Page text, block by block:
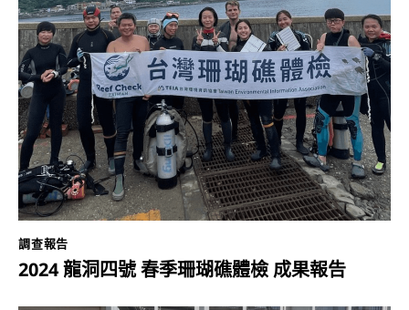
調查報告
2024 龍洞四號 春季珊瑚礁體檢 成果報告